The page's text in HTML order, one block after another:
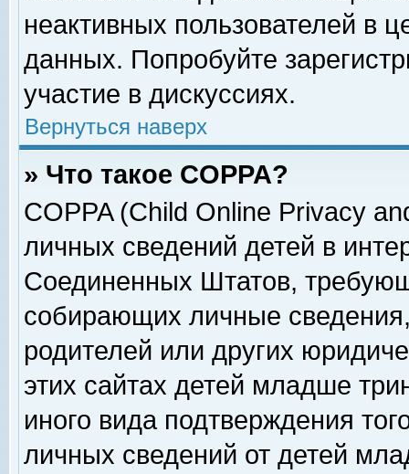
неактивных пользователей в
данных. Попробуйте
участие в дискуссиях.
Вернуться наверх
» Что такое COPPA?
COPPA (Child Online Privacy
личных сведений детей в
Соединенных Штатов,
собирающих личные
родителей или других
этих сайтах детей младше
иного вида подтверждения
личных сведений от детей